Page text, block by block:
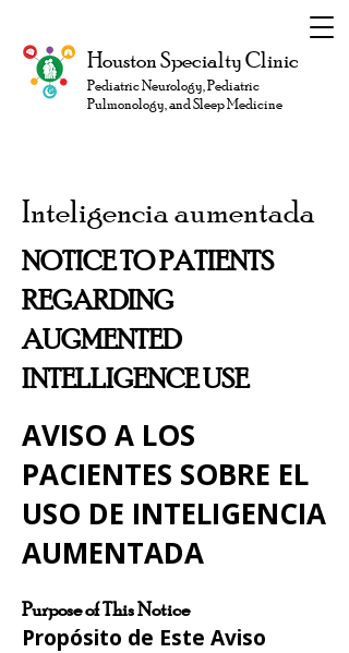
Houston Specialty Clinic
Pediatric Neurology, Pediatric
Pulmonology, and Sleep Medicine
Inteligencia aumentada
NOTICE TO PATIENTS
REGARDING
AUGMENTED
INTELLIGENCE USE
AVISO A LOS
PACIENTES SOBRE EL
USO DE INTELIGENCIA
AUMENTADA
Purpose of This Notice
Propósito de Este Aviso